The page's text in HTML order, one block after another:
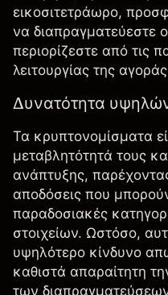
εικοσιτετράωρο,
να διαπραγματεύεστε
περιορίζεστε από τις
λειτουργίας της
Δυνατότητα
Τα κρυπτονομίσματα
μεταβλητότητά τους
ανάπτυξης,
αποδόσεις που
παραδοσιακές
στοιχείων. Ωστόσο,
υψηλότερο κίνδυνο
καθιστά απαραίτητη
των